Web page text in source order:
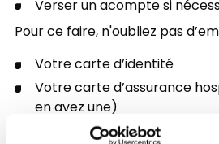
Verser un acompte si
Pour ce faire, n'oubliez pas
Votre carte d’identité
Votre carte d’assurance
en avez une)
Votre carte de paiement